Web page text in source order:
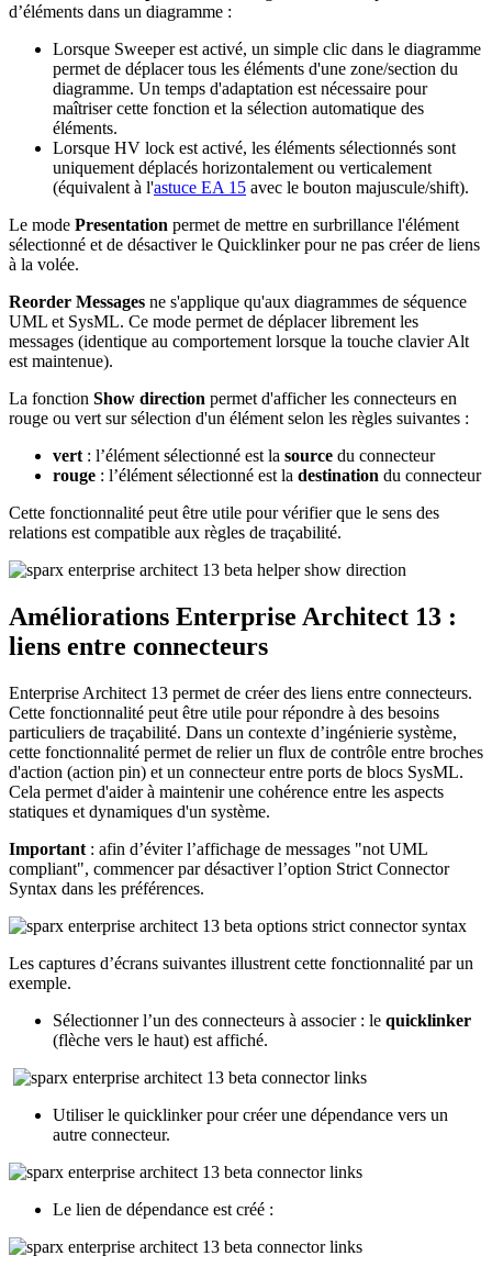
d’éléments dans un diagramme :
Lorsque Sweeper est activé, un simple clic dans le diagramme
permet de déplacer tous les éléments d'une zone/section du
diagramme. Un temps d'adaptation est nécessaire pour
maîtriser cette fonction et la sélection automatique des
éléments.
Lorsque HV lock est activé, les éléments sélectionnés sont
uniquement déplacés horizontalement ou verticalement
(équivalent à l'astuce EA 15 avec le bouton majuscule/shift).
Le mode Presentation permet de mettre en surbrillance l'élément
sélectionné et de désactiver le Quicklinker pour ne pas créer de liens
à la volée.
Reorder Messages ne s'applique qu'aux diagrammes de séquence
UML et SysML. Ce mode permet de déplacer librement les
messages (identique au comportement lorsque la touche clavier Alt
est maintenue).
La fonction Show direction permet d'afficher les connecteurs en
rouge ou vert sur sélection d'un élément selon les règles suivantes :
vert : l’élément sélectionné est la source du connecteur
rouge : l’élément sélectionné est la destination du connecteur
Cette fonctionnalité peut être utile pour vérifier que le sens des
relations est compatible aux règles de traçabilité.
Améliorations Enterprise Architect 13 :
liens entre connecteurs
Enterprise Architect 13 permet de créer des liens entre connecteurs.
Cette fonctionnalité peut être utile pour répondre à des besoins
particuliers de traçabilité. Dans un contexte d’ingénierie système,
cette fonctionnalité permet de relier un flux de contrôle entre broches
d'action (action pin) et un connecteur entre ports de blocs SysML.
Cela permet d'aider à maintenir une cohérence entre les aspects
statiques et dynamiques d'un système.
Important : afin d’éviter l’affichage de messages "not UML
compliant", commencer par désactiver l’option Strict Connector
Syntax dans les préférences.
Les captures d’écrans suivantes illustrent cette fonctionnalité par un
exemple.
Sélectionner l’un des connecteurs à associer : le quicklinker
(flèche vers le haut) est affiché.
Utiliser le quicklinker pour créer une dépendance vers un
autre connecteur.
Le lien de dépendance est créé :